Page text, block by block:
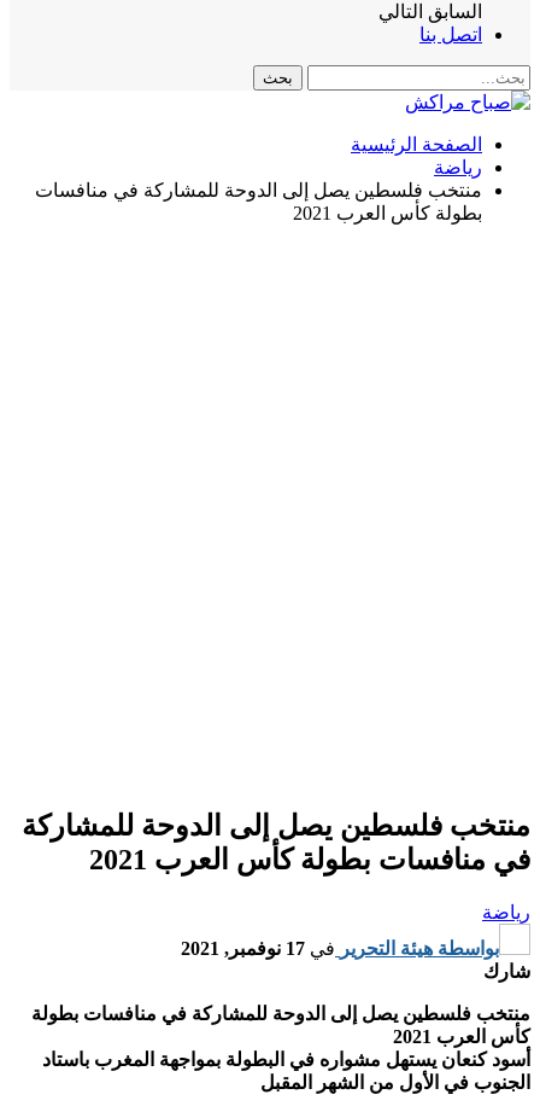
السابق التالي
اتصل بنا
الصفحة الرئيسية
رياضة
منتخب فلسطين يصل إلى الدوحة للمشاركة في منافسات
بطولة كأس العرب 2021
منتخب فلسطين يصل إلى الدوحة للمشاركة
في منافسات بطولة كأس العرب 2021
رياضة
بواسطة هيئة التحرير في 17 نوفمبر, 2021
شارك
منتخب فلسطين يصل إلى الدوحة للمشاركة في منافسات بطولة
كأس العرب 2021
أسود كنعان يستهل مشواره في البطولة بمواجهة المغرب باستاد
الجنوب في الأول من الشهر المقبل